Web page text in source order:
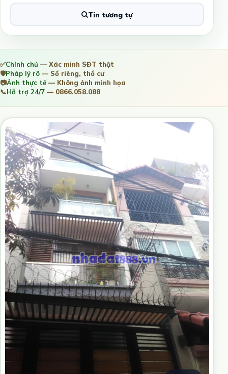
Tin tương tự
✅Chính chủ — Xác minh SĐT thật
🛡️Pháp lý rõ — Sổ riêng, thổ cư
📷Ảnh thực tế— Không ảnh minh họa
📞Hỗ trợ 24/7 — 0866.058.088